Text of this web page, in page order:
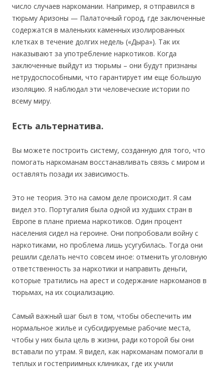
число случаев наркомании. Например, я отправился в
тюрьму Аризоны — Палаточный город, где заключенные
содержатся в маленьких каменных изолированных
клетках в течение долгих недель («Дыра»). Так их
наказывают за употребление наркотиков. Когда
заключенные выйдут из тюрьмы – они будут признаны
нетрудоспособными, что гарантирует им еще большую
изоляцию. Я наблюдал эти человеческие истории по
всему миру.
Есть альтернатива.
Вы можете построить систему, созданную для того, что
помогать наркоманам восстанавливать связь с миром и
оставлять позади их зависимость.
Это не теория. Это на самом деле происходит. Я сам
видел это. Португалия была одной из худших стран в
Европе в плане приема наркотиков. Один процент
населения сидел на героине. Они попробовали войну с
наркотиками, но проблема лишь усугубилась. Тогда они
решили сделать нечто совсем иное: отменить уголовную
ответственность за наркотики и направить деньги,
которые тратились на арест и содержание наркоманов в
тюрьмах, на их социализацию.
Самый важный шаг был в том, чтобы обеспечить им
нормальное жилье и субсидируемые рабочие места,
чтобы у них была цель в жизни, ради которой бы они
вставали по утрам. Я видел, как наркоманам помогали в
теплых и гостеприимных клиниках, где их учили